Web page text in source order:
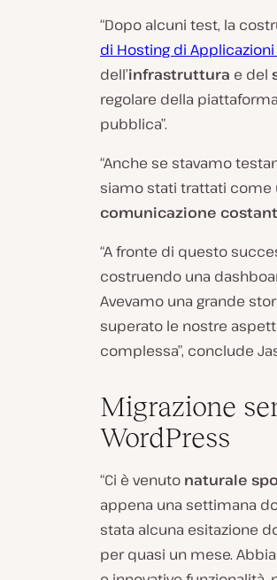
“Dopo alcuni test, la
di Hosting di
dell’infrastruttura e del
regolare della
pubblica”.
“Anche se stavamo
siamo stati trattati come
comunicazione
“A fronte di questo
costruendo una
Avevamo una grande
superato le nostre
complessa”, conclude
Migrazione
WordPress
“Ci è venuto naturale
appena una settimana
stata alcuna esitazione
per quasi un mese.